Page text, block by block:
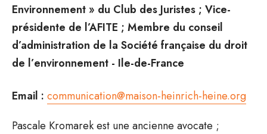
Environnement » du Club des Juristes ; Vice-
présidente de l’AFITE ; Membre du conseil
d’administration de la Société française du droit
de l’environnement - Ile-de-France
Email : communication@maison-heinrich-heine.org
Pascale Kromarek est une ancienne avocate ;